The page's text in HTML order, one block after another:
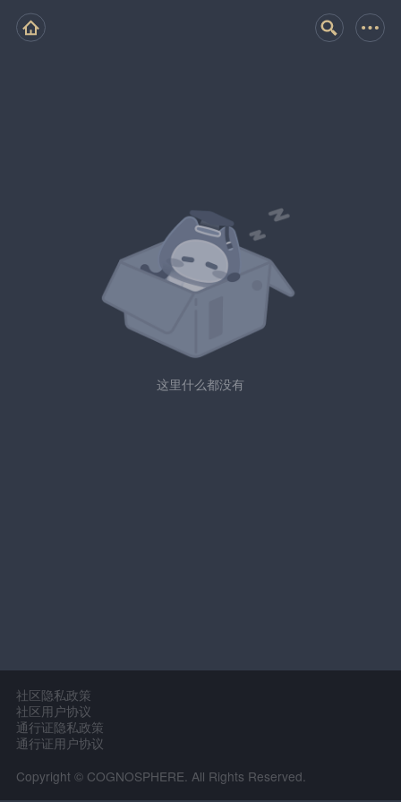
这里什么都没有
社区隐私政策
社区用户协议
通行证隐私政策
通行证用户协议
Copyright © COGNOSPHERE. All Rights Reserved.